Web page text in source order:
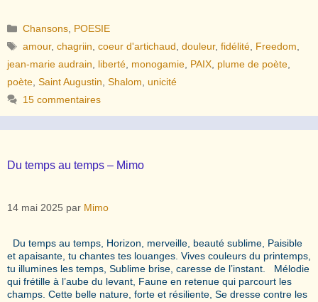
Catégories
Chansons POESIE
Étiquettes
amour,chagriin ,coeur d'artichaud ,douleur,fidélité Freedom
jean-marie audrain
liberté monogamie PAIX plume de poète
poète Saint Augustin Shalom
unicité
15 commentaires
Du temps au temps – Mimo
14 mai 2025 par Mimo
Du temps au temps, Horizon, merveille, beauté sublime, Paisible
et apaisante, tu chantes tes louanges. Vives couleurs du printemps,
tu illumines les temps, Sublime brise, caresse de l’instant. Mélodie
qui frétille à l’aube du levant, Faune en retenue qui parcourt les
champs. Cette belle nature, forte et résiliente, Se dresse contre les